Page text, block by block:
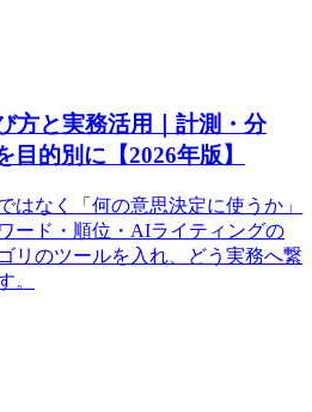
方と実務活用｜計測・分
的別に【2026年版】
はなく「何の意思決定に使うか」
ード・順位・AIライティングの
リのツールを入れ、どう実務へ繋
。